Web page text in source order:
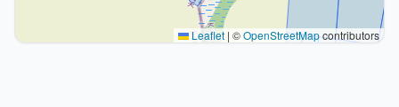
Leaflet | ©OpenStreetMapcontributors